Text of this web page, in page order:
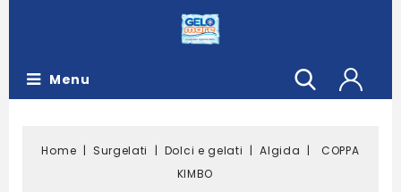
Menu
Home Surgelati Dolci e gelati Algida
COPPA
KIMBO